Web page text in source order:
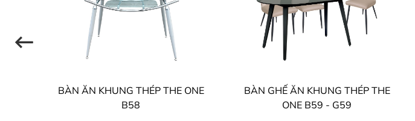
BÀN ĂN KHUNG THÉP THE ONE
B58
BÀN GHẾ ĂN KHUNG THÉP THE
ONE B59 - G59